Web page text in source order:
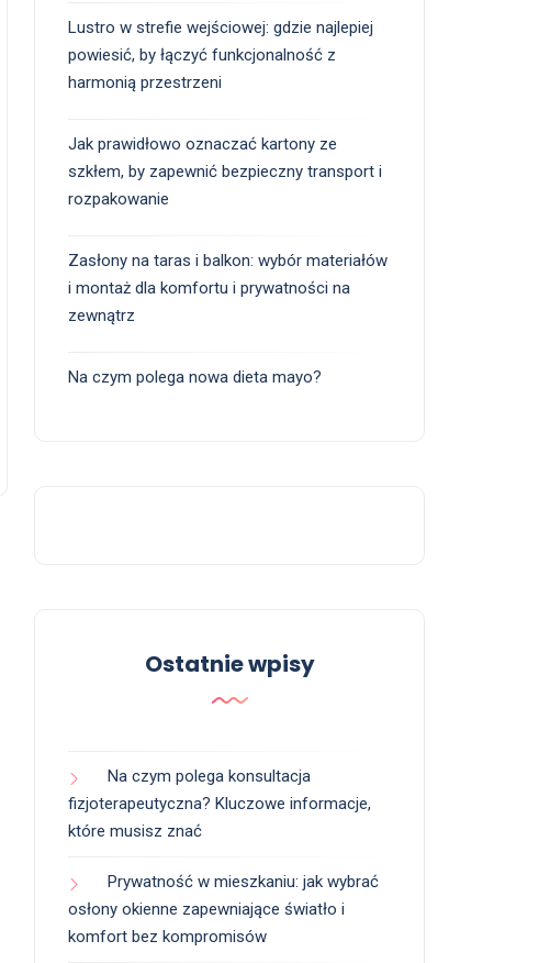
Lustro w strefie wejściowej: gdzie najlepiej
powiesić, by łączyć funkcjonalność z
harmonią przestrzeni
Jak prawidłowo oznaczać kartony ze
szkłem, by zapewnić bezpieczny transport i
rozpakowanie
Zasłony na taras i balkon: wybór materiałów
i montaż dla komfortu i prywatności na
zewnątrz
Na czym polega nowa dieta mayo?
Ostatnie wpisy
Na czym polega konsultacja
fizjoterapeutyczna? Kluczowe informacje,
które musisz znać
Prywatność w mieszkaniu: jak wybrać
osłony okienne zapewniające światło i
komfort bez kompromisów